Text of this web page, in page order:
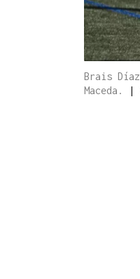
Brais
Maceda.
|